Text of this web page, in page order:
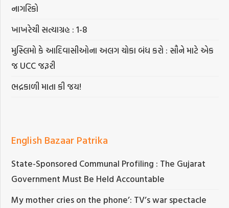
નાગરિકો
ખાખરેચી સત્યાગ્રહ : 1-8
મુસ્લિમો કે આદિવાસીઓના અલગ ચોકા બંધ કરો : સૌને માટે એક
જ UCC જરૂરી
ભદ્રકાળી માતા કી જય!
English Bazaar Patrika
State-Sponsored Communal Profiling : The Gujarat
Government Must Be Held Accountable
My mother cries on the phone’: TV’s war spectacle